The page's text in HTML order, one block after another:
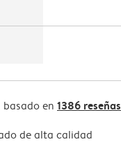
basado en 1386 reseñas
de alta calidad